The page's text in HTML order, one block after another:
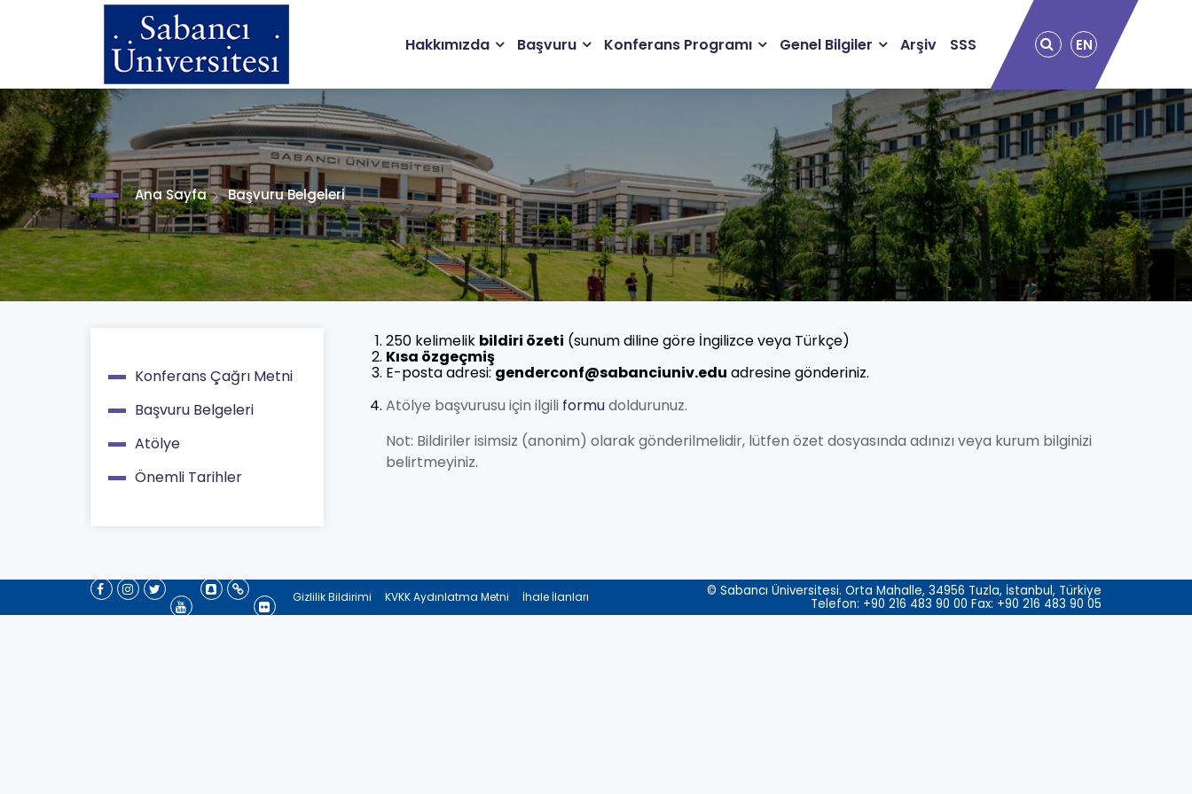
Main
navigation
Hakkımızda Başvuru Konferans Programı Genel Bilgiler Arşiv SSS EN
Ana Sayfa Başvuru Belgeleri
Main
navigation
Konferans Çağrı Metni
Başvuru Belgeleri
Atölye
Önemli Tarihler
250 kelimelik bildiri özeti (sunum diline göre İngilizce veya Türkçe)
Kısa özgeçmiş
E-posta adresi:genderconf@sabanciuniv.edu adresine gönderiniz.
Atölye başvurusu için ilgili formudoldurunuz.
Not: Bildiriler isimsiz (anonim) olarak gönderilmelidir, lütfen özet dosyasında adınızı veya kurum bilginizi
belirtmeyiniz.
Gizlilik Bildirimi KVKK Aydınlatma Metni İhale İlanları © Sabancı Üniversitesi. Orta Mahalle, 34956 Tuzla, İstanbul, Türkiye
Telefon: +90 216 483 90 00 Fax: +90 216 483 90 05